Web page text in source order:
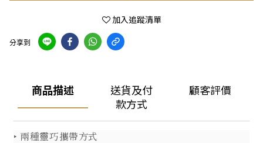
加入追蹤清單
分享到
商品描述
送貨及付
款方式
顧客評價
‣ 兩種靈巧攜帶方式